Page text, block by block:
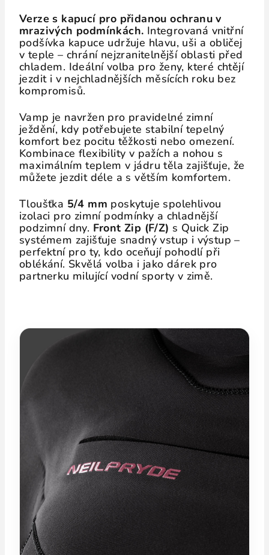
Verze s kapucí pro přidanou ochranu v
mrazivých podmínkách. Integrovaná vnitřní
podšívka kapuce udržuje hlavu, uši a obličej
v teple – chrání nejzranitelnější oblasti před
chladem. Ideální volba pro ženy, které chtějí
jezdit i v nejchladnějších měsících roku bez
kompromisů.
Vamp je navržen pro pravidelné zimní
ježdění, kdy potřebujete stabilní tepelný
komfort bez pocitu těžkosti nebo omezení.
Kombinace flexibility v pažích a nohou s
maximálním teplem v jádru těla zajišťuje, že
můžete jezdit déle a s větším komfortem.
Tloušťka 5/4 mm poskytuje spolehlivou
izolaci pro zimní podmínky a chladnější
podzimní dny. Front Zip (F/Z) s Quick Zip
systémem zajišťuje snadný vstup i výstup –
perfektní pro ty, kdo oceňují pohodlí při
oblékání. Skvělá volba i jako dárek pro
partnerku milující vodní sporty v zimě.